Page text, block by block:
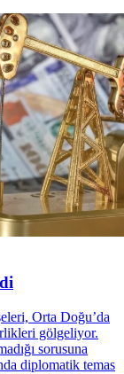
Orta Doğu’da
gölgeliyor.
sorusuna
diplomatik temas